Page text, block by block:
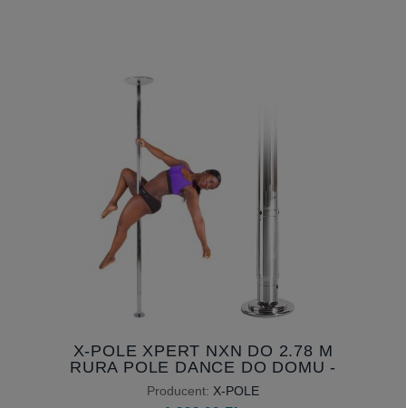
X-POLE XPERT NXN DO 2.78 M
RURA POLE DANCE DO DOMU -
RURA SKŁADANA PRZEDŁUŻONA
Producent: X-POLE